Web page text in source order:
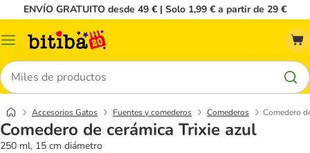
ENVÍO GRATUITO desde 49 € | Solo 1,99 € a partir de 29 €
Menú
Buscar
Accesorios Gatos Fuentes y comederos Comederos Comedero
Comedero de cerámica Trixie azul
250 ml, 15 cm diámetro